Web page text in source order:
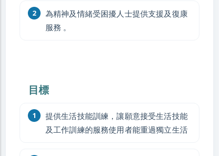
為精神及情緒受困擾人士提供支援及復康
服務 。
目標
提供生活技能訓練，讓願意接受生活技能
及工作訓練的服務使用者能重過獨立生活